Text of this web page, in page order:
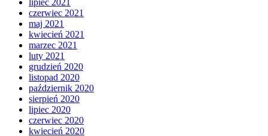
lipiec 2021
czerwiec 2021
maj 2021
kwiecień 2021
marzec 2021
luty 2021
grudzień 2020
listopad 2020
październik 2020
sierpień 2020
lipiec 2020
czerwiec 2020
kwiecień 2020